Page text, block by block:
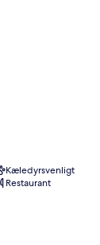
Kæledyrsvenligt
Restaurant